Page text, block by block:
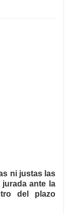
ni justas las
ante la
del plazo